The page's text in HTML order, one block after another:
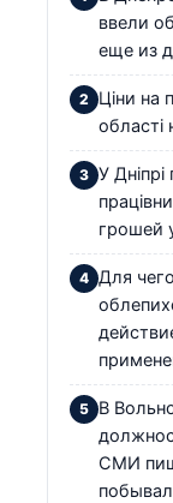
ввели
еще из
Ціни на
області
У
грошей
Для
В
СМИ